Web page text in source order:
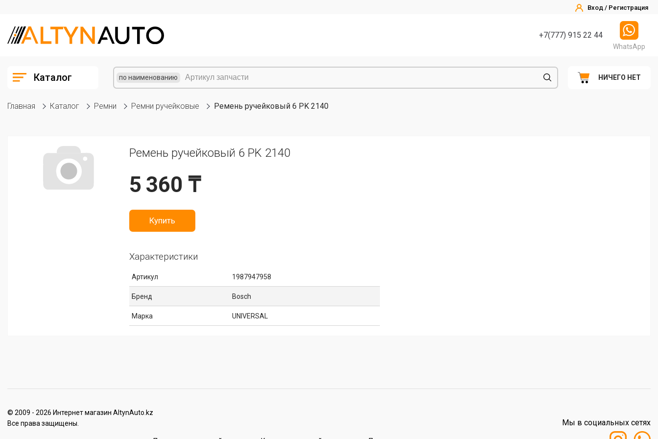
Вход / Регистрация
+7(777) 915 22 44
WhatsApp
Каталог по наименованию НИЧЕГО НЕТ
Главная Каталог Ремни Ремни ручейковые Ремень ручейковый 6 PK 2140
Ремень ручейковый 6 PK 2140
5 360 ₸
Купить
Характеристики
Артикул 1987947958
Бренд Bosch
Марка UNIVERSAL
© 2009 - 2026 Интернет магазин AltynAuto.kz
Все права защищены.
Мы в социальных сетях